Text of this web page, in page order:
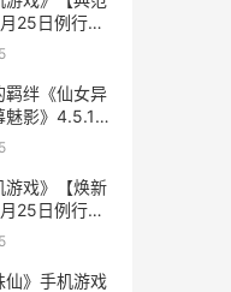
25日例行更
诛仙手游戏官
羁绊《仙女异
魅影》4.5.1版
假面the next
游戏》【焕新
25日例行更
诛仙手游官网
仙》手机游戏